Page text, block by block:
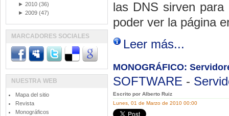
las DNS sirven
poder ver la página
Leer más...
MONOGRÁFICO:
SOFTWARE -
Escrito por Alberto Ruiz
Lunes, 01 de Marzo de 2010 00:00
► 2010 (36)
► 2009 (47)
MARCADORES SOCIALES
NUESTRA WEB
Mapa del sitio
Revista
Monográficos